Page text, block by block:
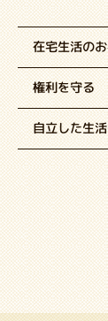
在宅生活の
権利を守る
自立した生